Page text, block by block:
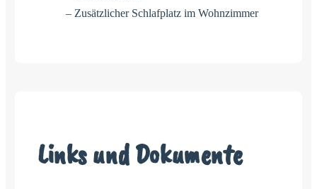
– Zusätzlicher Schlafplatz im Wohnzimmer
Links und Dokumente